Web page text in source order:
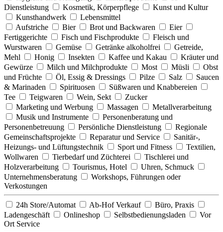
Dienstleistung
Kosmetik, Körperpflege
Kunst und Kultur
Kunsthandwerk
Lebensmittel
Aufstriche
Bier Brot und Backwaren
Eier
Fertiggerichte
Fisch und Fischprodukte
Fleisch und
Wurstwaren
Gemüse Getränke alkoholfrei
Getreide,
Mehl
Honig Insekten Kaffee und Kakau
Kräuter und
Gewürze
Milch und Milchprodukte Most Müsli
Obst
und Früchte
Öl, Essig & Dressings Pilze Salz
Saucen
& Marinaden
Spirituosen
Süßwaren und Knabbereien
Tee
Teigwaren Wein, Sekt
Zucker
Marketing und Werbung
Massagen
Metallverarbeitung
Musik und Instrumente
Personenberatung und
Personenbetreuung
Persönliche Dienstleistung
Regionale
Gemeinschaftsprojekte
Reparatur und Service
Sanitär-,
Heizungs- und Lüftungstechnik
Sport und Fitness
Textilien,
Wollwaren
Tierbedarf und Züchterei
Tischlerei und
Holzverarbeitung
Tourismus, Hotel
Uhren, Schmuck
Unternehmensberatung
Workshops, Führungen oder
Verkostungen
24h Store/Automat Ab-Hof Verkauf
Büro, Praxis
Ladengeschäft
Onlineshop Selbstbedienungsladen
Vor
Ort Service